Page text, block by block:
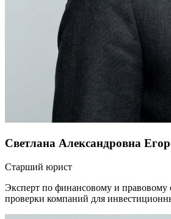
Светлана Александровна
Старший юрист
Эксперт по финансовому и правовому
проверки компаний для